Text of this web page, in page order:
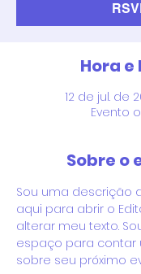
Hora e
12 de jul. de
Evento
Sobre o
Sou uma descrição
aqui para abrir o
alterar meu texto.
espaço para contar
sobre seu próximo